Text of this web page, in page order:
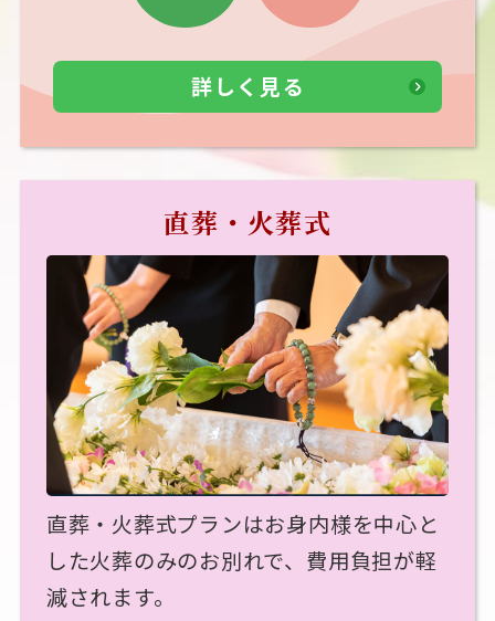
詳しく見る
直葬・火葬式
直葬・火葬式プランはお身内様を中心と
した火葬のみのお別れで、費用負担が軽
減されます。